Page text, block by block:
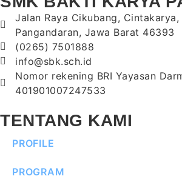
Jalan Raya Cikubang,
Pangandaran, Jawa Barat 46393
(0265) 7501888
info@sbk.sch.id
Nomor rekening BRI Yayasan
401901007247533
TENTANG KAMI
PROFILE
PROGRAM